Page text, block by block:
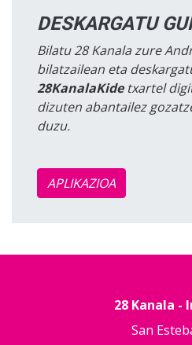
DESKARGATU
Bilatu 28 Kanala zure
bilatzailean eta
28KanalaKidetxartel
dizuten abantailez
duzu.
APLIKAZIOA
28 Kanala -
San